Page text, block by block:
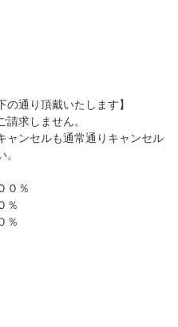
の通り頂戴いたします】
求しません。
ンセルも通常通りキャンセル
％